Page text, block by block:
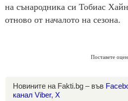
на сънародника си Тобиас
отново от началото на сезона.
Поставете
Новините на Fakti.bg – във
канал Viber, X